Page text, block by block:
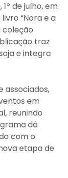
de julho, em
“Nora e a
coleção
traz
e integra
associados,
em
reunindo
dá
com o
etapa de